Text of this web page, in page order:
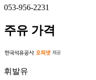
053-956-2231
주유 가격
휘발유